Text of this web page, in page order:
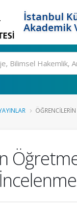
İstanbul
Akademik